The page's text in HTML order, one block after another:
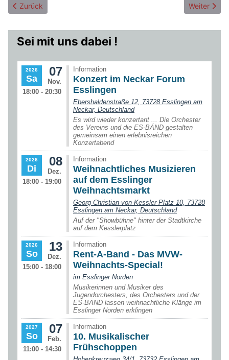
Vorheriger Beitrag: Jugend-Team des MVW
Zurück Nächster
Weiter
Sei mit uns dabei !